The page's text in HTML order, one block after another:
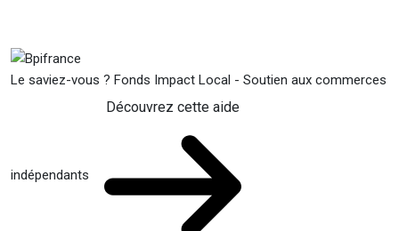
Le saviez-vous ? Fonds Impact Local - Soutien aux commerces
indépendants
Découvrez cette aide